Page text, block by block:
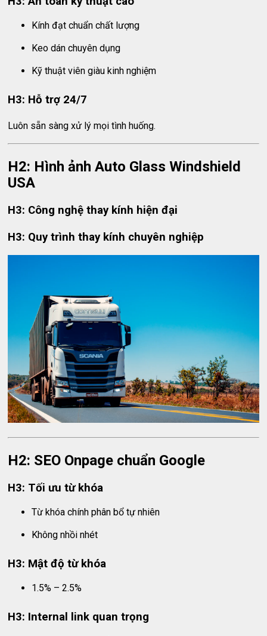
Kính đạt chuẩn chất lượng
Keo dán chuyên dụng
Kỹ thuật viên giàu kinh nghiệm
H3: Hỗ trợ 24/7
Luôn sẵn sàng xử lý mọi tình huống.
H2: Hình ảnh Auto Glass Windshield
USA
H3: Công nghệ thay kính hiện đại
H3: Quy trình thay kính chuyên nghiệp
H2: SEO Onpage chuẩn Google
H3: Tối ưu từ khóa
Từ khóa chính phân bổ tự nhiên
Không nhồi nhét
H3: Mật độ từ khóa
1.5% – 2.5%
H3: Internal link quan trọng